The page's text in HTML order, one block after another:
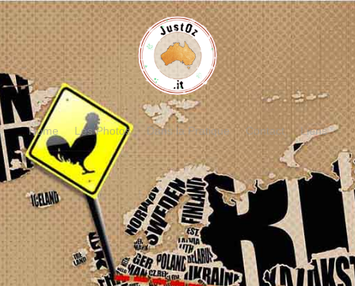
Home Les Photos Dans la Pratique Contact Liens